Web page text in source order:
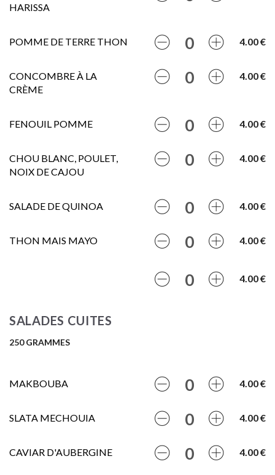
HARISSA
4.00 €
POMME DE TERRE THON
4.00 €
CONCOMBRE À LA
CRÈME
4.00 €
FENOUIL POMME
4.00 €
CHOU BLANC, POULET,
NOIX DE CAJOU
4.00 €
SALADE DE QUINOA
4.00 €
THON MAIS MAYO
4.00 €
SALADES CUITES
250 GRAMMES
4.00 €
MAKBOUBA
4.00 €
SLATA MECHOUIA
4.00 €
CAVIAR D'AUBERGINE